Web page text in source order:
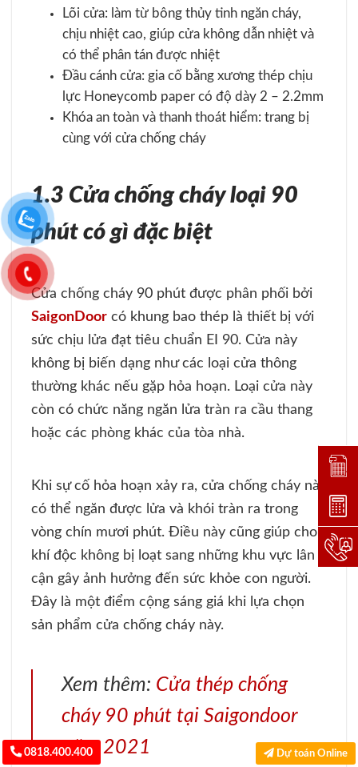
Lõi cửa: làm từ bông thủy tinh ngăn cháy,
chịu nhiệt cao, giúp cửa không dẫn nhiệt và
có thể phân tán được nhiệt
Đầu cánh cửa: gia cố bằng xương thép chịu
lực Honeycomb paper có độ dày 2 – 2.2mm
Khóa an toàn và thanh thoát hiểm: trang bị
cùng với cửa chống cháy
1.3 Cửa chống cháy loại 90
phút có gì đặc biệt
Cửa chống cháy 90 phút được phân phối bởi
SaigonDoor có khung bao thép là thiết bị với
sức chịu lửa đạt tiêu chuẩn EI 90. Cửa này
không bị biến dạng như các loại cửa thông
thường khác nếu gặp hỏa hoạn. Loại cửa này
còn có chức năng ngăn lửa tràn ra cầu thang
hoặc các phòng khác của tòa nhà.
Khi sự cố hỏa hoạn xảy ra, cửa chống cháy này
có thể ngăn được lửa và khói tràn ra trong
vòng chín mươi phút. Điều này cũng giúp cho
khí độc không bị loạt sang những khu vực lân
cận gây ảnh hưởng đến sức khỏe con người.
Đây là một điểm cộng sáng giá khi lựa chọn
sản phẩm cửa chống cháy này.
Xem thêm: Cửa thép chống
cháy 90 phút tại Saigondoor
năm 2021
0818.400.400 Dự toán Online
Đặt
Dự